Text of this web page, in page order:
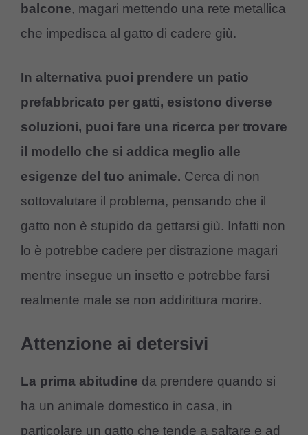
balcone, magari mettendo una rete metallica
che impedisca al gatto di cadere giù.
In alternativa puoi prendere un patio
prefabbricato per gatti, esistono diverse
soluzioni, puoi fare una ricerca per trovare
il modello che si addica meglio alle
esigenze del tuo animale. Cerca di non
sottovalutare il problema, pensando che il
gatto non è stupido da gettarsi giù. Infatti non
lo è potrebbe cadere per distrazione magari
mentre insegue un insetto e potrebbe farsi
realmente male se non addirittura morire.
Attenzione ai detersivi
La prima abitudine da prendere quando si
ha un animale domestico in casa, in
particolare un gatto che tende a saltare e ad